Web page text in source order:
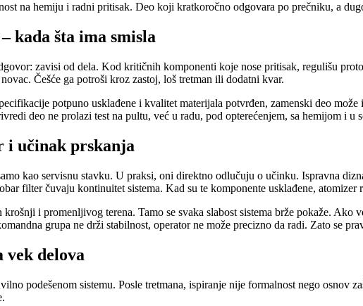
na hemiju i radni pritisak. Deo koji kratkoročno odgovara po prečniku, a
kada šta ima smisla
zavisi od dela. Kod kritičnih komponenti koje nose pritisak, regulišu
Češće ga potroši kroz zastoj, loš tretman ili dodatni kvar.
potpuno usklađene i kvalitet materijala potvrđen, zamenski deo
deo ne prolazi test na pultu, već u radu, pod opterećenjem, sa hemijom i u
i učinak prskanja
kao servisnu stavku. U praksi, oni direktno odlučuju o učinku. Ispravna
filter čuvaju kontinuitet sistema. Kad su te komponente usklađene,
krošnji i promenljivog terena. Tamo se svaka slabost sistema brže pokaže.
grupa ne drži stabilnost, operator ne može precizno da radi. Zato se
vek delova
podešenom sistemu. Posle tretmana, ispiranje nije formalnost nego osnov